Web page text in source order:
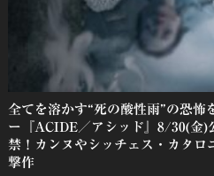
全てを溶かす“死の酸性雨”の恐怖
ー『ACIDE／アシッド』8/30(金)
禁！カンヌやシッチェス・カタロ
撃作